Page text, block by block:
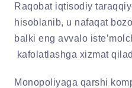
Raqobat iqtisodiy
hisoblanib, u nafaqat
balki eng avvalo
kafolatlashga xizmat
Monopoliyaga qarshi